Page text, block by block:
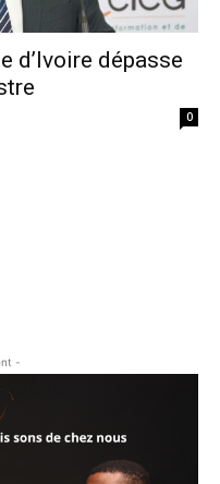
d’Ivoire dépasse
0
-